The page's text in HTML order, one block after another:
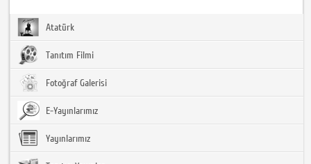
Atatürk
Tanıtım Filmi
Fotoğraf Galerisi
E-Yayınlarımız
Yayınlarımız